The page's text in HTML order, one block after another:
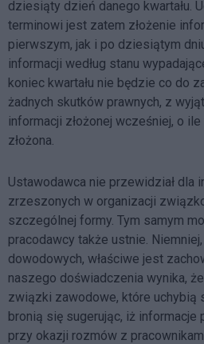
dziesiąty dzień danego kwartału.
terminowi jest zatem złożenie
pierwszym, jak i po dziesiątym
informacji według stanu
koniec kwartału nie będzie co do
żadnych skutków prawnych, z
informacji złożonej wcześniej, o
złożona.
Ustawodawca nie przewidział dla
zrzeszonych w organizacji
szczególnej formy. Tym samym
pracodawcy także ustnie.
dowodowych, właściwe jest
naszego doświadczenia wynika,
związki zawodowe, które uchybią
bronią się sugerując, iż informacje
przy okazji rozmów z